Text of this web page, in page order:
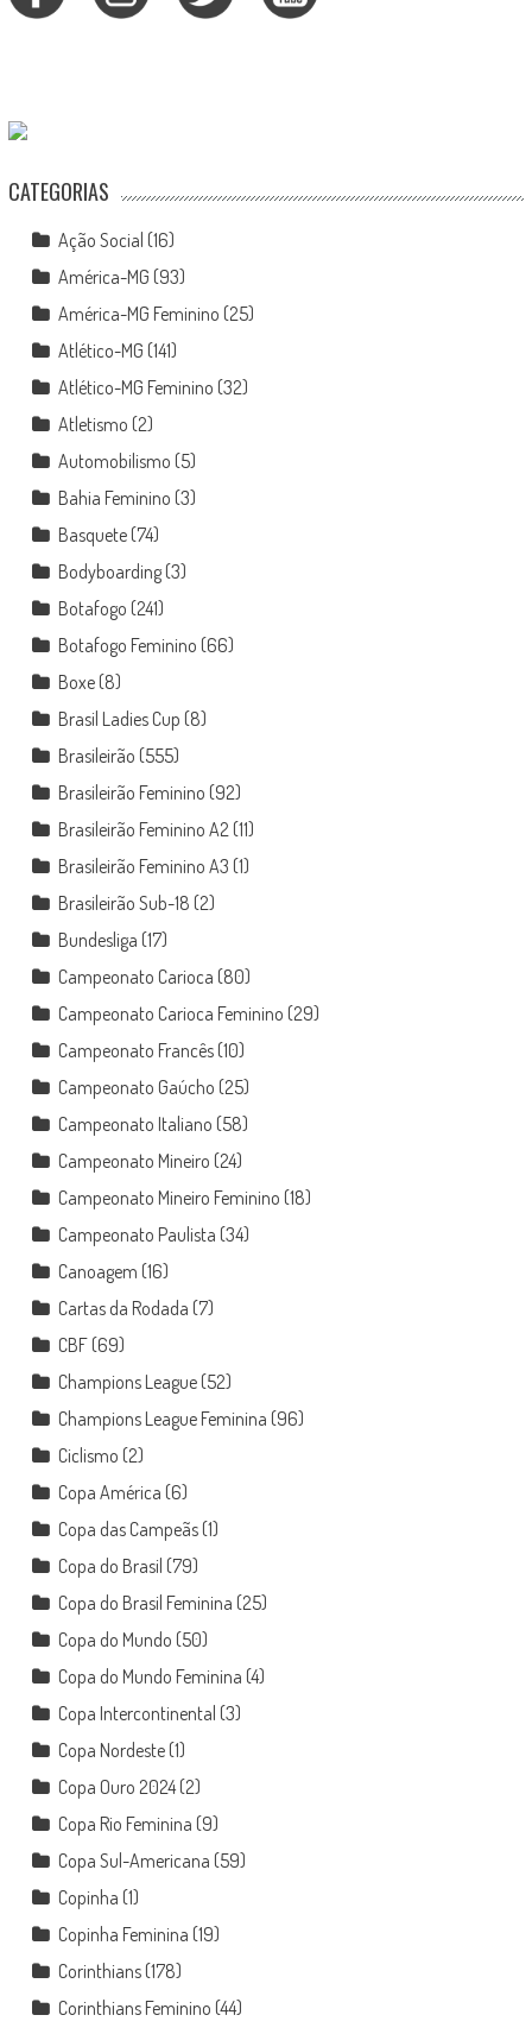
CATEGORIAS
Ação Social (16)
América-MG (93)
América-MG Feminino (25)
Atlético-MG (141)
Atlético-MG Feminino (32)
Atletismo (2)
Automobilismo (5)
Bahia Feminino (3)
Basquete(74)
Bodyboarding(3)
Botafogo (241)
Botafogo Feminino (66)
Boxe(8)
Brasil Ladies Cup (8)
Brasileirão (555)
Brasileirão Feminino (92)
Brasileirão Feminino A2 (11)
Brasileirão Feminino A3 (1)
Brasileirão Sub-18 (2)
Bundesliga (17)
Campeonato Carioca (80)
Campeonato Carioca Feminino (29)
Campeonato Francês(10)
Campeonato Gaúcho (25)
Campeonato Italiano (58)
Campeonato Mineiro (24)
Campeonato Mineiro Feminino (18)
Campeonato Paulista (34)
Canoagem (16)
Cartas da Rodada (7)
CBF(69)
Champions League(52)
Champions League Feminina (96)
Ciclismo (2)
Copa América (6)
Copa das Campeãs(1)
Copa do Brasil (79)
Copa do Brasil Feminina (25)
Copa do Mundo (50)
Copa do Mundo Feminina (4)
Copa Intercontinental (3)
Copa Nordeste(1)
Copa Ouro 2024(2)
Copa Rio Feminina (9)
Copa Sul-Americana (59)
Copinha (1)
Copinha Feminina (19)
Corinthians(178)
Corinthians Feminino (44)